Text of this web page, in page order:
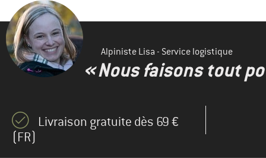
Alpiniste Lisa - Service logistique
« Nous faisons tout
Livraison gratuite dès 69 €
(FR)